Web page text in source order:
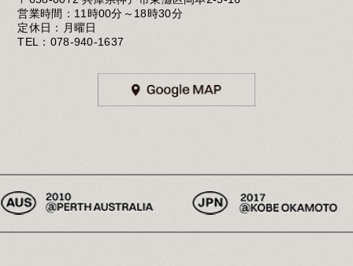
23：59までとなります。
2024.2.7
2/9（金）～2/14（水）の期間、 営業時時間
を変更いたします。
たします。
皆様のお越しをスタッフ一同、心よりお待ち
しております。
2024.1.15
【2024バレンタイン催事 中村有希 来店
営業時間：11時00分～18時30分
定休日：月曜日
TEL：078-940-1637